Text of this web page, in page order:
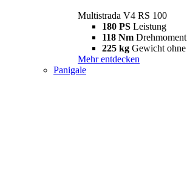
Multistrada V4 RS 100
180 PS Leistung
118 Nm Drehmoment
225 kg Gewicht
Mehr entdecken
Panigale